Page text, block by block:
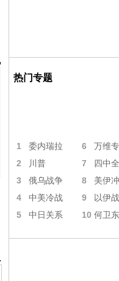
热门专题
1 委内瑞拉 6 万维
2 川普 7 四中
3 俄乌战争 8 美伊
4 中美冷战 9 以伊
5 中日关系 10 何卫东